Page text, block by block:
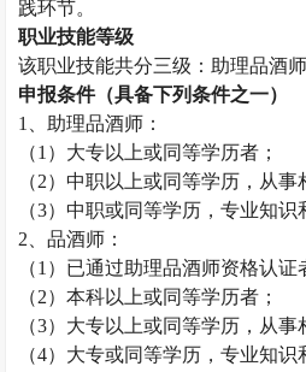
践环节。
职业技能等级
该职业技能共分三级：助理品酒师
申报条件（具备下列条件之一）
1、助理品酒师 ：
（1）大专以上或同等学历者；
（2）中职以上或同等学历，从事
（3）中职或同等学历，专业知识
2、品酒师 ：
（1）已通过助理品酒师资格认证
（2）本科以上或同等学历者；
（3）大专以上或同等学历，从事
（4）大专或同等学历，专业知识